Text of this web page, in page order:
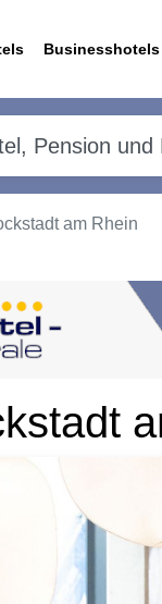
Businesshotels
am Rhein